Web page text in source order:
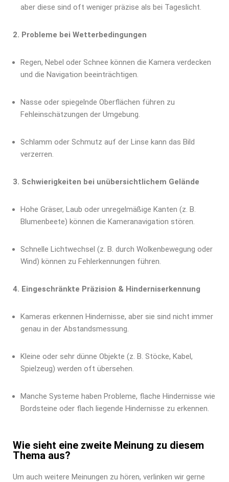
aber diese sind oft weniger präzise als bei Tageslicht.
2. Probleme bei Wetterbedingungen
Regen, Nebel oder Schnee können die Kamera verdecken
und die Navigation beeinträchtigen.
Nasse oder spiegelnde Oberflächen führen zu
Fehleinschätzungen der Umgebung.
Schlamm oder Schmutz auf der Linse kann das Bild
verzerren.
3. Schwierigkeiten bei unübersichtlichem Gelände
Hohe Gräser, Laub oder unregelmäßige Kanten (z. B.
Blumenbeete) können die Kameranavigation stören.
Schnelle Lichtwechsel (z. B. durch Wolkenbewegung oder
Wind) können zu Fehlerkennungen führen.
4. Eingeschränkte Präzision & Hinderniserkennung
Kameras erkennen Hindernisse, aber sie sind nicht immer
genau in der Abstandsmessung.
Kleine oder sehr dünne Objekte (z. B. Stöcke, Kabel,
Spielzeug) werden oft übersehen.
Manche Systeme haben Probleme, flache Hindernisse wie
Bordsteine oder flach liegende Hindernisse zu erkennen.
Wie sieht eine zweite Meinung zu diesem
Thema aus?
Um auch weitere Meinungen zu hören, verlinken wir gerne